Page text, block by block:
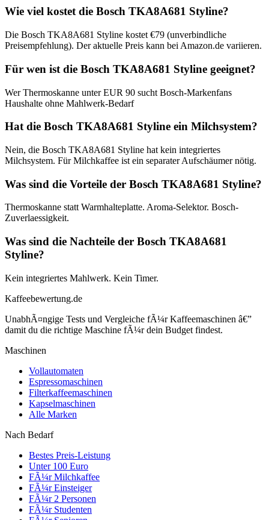
Wie viel kostet die Bosch TKA8A681 Styline?
Die Bosch TKA8A681 Styline kostet €79 (unverbindliche
Preisempfehlung). Der aktuelle Preis kann bei Amazon.de variieren.
Für wen ist die Bosch TKA8A681 Styline geeignet?
Wer Thermoskanne unter EUR 90 sucht Bosch-Markenfans
Haushalte ohne Mahlwerk-Bedarf
Hat die Bosch TKA8A681 Styline ein Milchsystem?
Nein, die Bosch TKA8A681 Styline hat kein integriertes
Milchsystem. Für Milchkaffee ist ein separater Aufschäumer nötig.
Was sind die Vorteile der Bosch TKA8A681 Styline?
Thermoskanne statt Warmhalteplatte. Aroma-Selektor. Bosch-
Zuverlaessigkeit.
Was sind die Nachteile der Bosch TKA8A681
Styline?
Kein integriertes Mahlwerk. Kein Timer.
Kaffeebewertung.de
UnabhÃ¤ngige Tests und Vergleiche fÃ¼r Kaffeemaschinen â€”
damit du die richtige Maschine fÃ¼r dein Budget findest.
Maschinen
Vollautomaten
Espressomaschinen
Filterkaffeemaschinen
Kapselmaschinen
Alle Marken
Nach Bedarf
Bestes Preis-Leistung
Unter 100 Euro
FÃ¼r Milchkaffee
FÃ¼r Einsteiger
FÃ¼r 2 Personen
FÃ¼r Studenten